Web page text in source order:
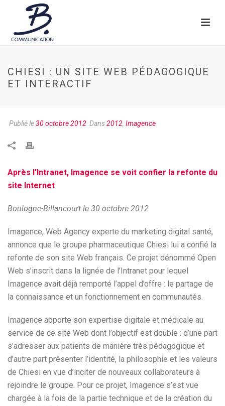
CHIESI : UN SITE WEB PÉDAGOGIQUE
ET INTERACTIF
Publié le30 octobre 2012 Dans2012, Imagence
Après l’Intranet, Imagence se voit confier la refonte du
site Internet
Boulogne-Billancourt le 30 octobre 2012
Imagence, Web Agency experte du marketing digital santé,
annonce que le groupe pharmaceutique Chiesi lui a confié la
refonte de son site Web français. Ce projet dénommé Open
Web s’inscrit dans la lignée de l’Intranet pour lequel
Imagence avait déjà remporté l’appel d’offre : le partage de
la connaissance et un fonctionnement en communautés.
Imagence apporte son expertise digitale et médicale au
service de ce site Web dont l’objectif est double : d’une part
s’adresser aux patients de manière très pédagogique et
d’autre part présenter l’identité, la philosophie et les valeurs
de Chiesi en vue d’inciter de nouveaux collaborateurs à
rejoindre le groupe. Pour ce projet, Imagence s’est vue
chargée à la fois de la partie technique et de la création du